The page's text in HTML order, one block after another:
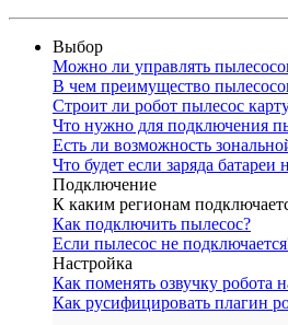
Выбор
Можно ли управлять
В чем преимущество
Строит ли робот пылесос
Что нужно для подключения
Есть ли возможность
Что будет если заряда
Подключение
К каким регионам
Как подключить пылесос?
Если пылесос не
Настройка
Как поменять озвучку робота
Как русифицировать плагин